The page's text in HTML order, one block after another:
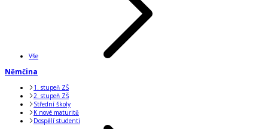
Vše
Němčina
1. stupeň ZŠ
2. stupeň ZŠ
Střední školy
K nové maturitě
Dospělí studenti